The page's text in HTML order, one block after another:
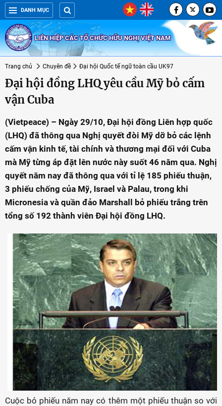
DANH MỤC
LIÊN HIỆP CÁC TỔ CHỨC HỮU NGHỊ VIỆT NAM
Trang chủ Chuyên đề Đại hội Quốc tế ngữ toàn cầu UK97
Đại hội đồng LHQ yêu cầu Mỹ bỏ cấm
vận Cuba
(Vietpeace) – Ngày 29/10, Đại hội đồng Liên hợp quốc
(LHQ) đã thông qua Nghị quyết đòi Mỹ dỡ bỏ các lệnh
cấm vận kinh tế, tài chính và thương mại đối với Cuba
mà Mỹ từng áp đặt lên nước này suốt 46 năm qua. Nghị
quyết năm nay đã thông qua với tỉ lệ 185 phiếu thuận,
3 phiếu chống của Mỹ, Israel và Palau, trong khi
Micronesia và quần đảo Marshall bỏ phiếu trắng trên
tổng số 192 thành viên Đại hội đồng LHQ.
Cuộc bỏ phiếu năm nay có thêm một phiếu thuận so với